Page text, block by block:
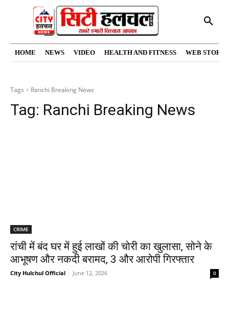
HOME NEWS VIDEO HEALTH AND FITNESS WEB
Tags Ranchi Breaking News
Tag: Ranchi Breaking News
CRIME
रांची में बंद घर में हुई लाखों की चोरी का खुलासा, सोने के
आभूषण और नकदी बरामद, 3 और आरोपी गिरफ्तार
City Hulchul Official - June 12, 2026 0